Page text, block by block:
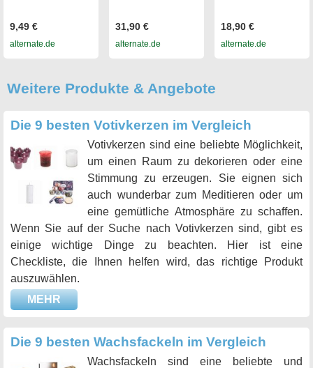
9,49 €
alternate.de
31,90 €
alternate.de
18,90 €
alternate.de
Weitere Produkte & Angebote
Die 9 besten Votivkerzen im Vergleich
Votivkerzen sind eine beliebte Möglichkeit,
um einen Raum zu dekorieren oder eine
Stimmung zu erzeugen. Sie eignen sich
auch wunderbar zum Meditieren oder um
eine gemütliche Atmosphäre zu schaffen.
Wenn Sie auf der Suche nach Votivkerzen sind, gibt es
einige wichtige Dinge zu beachten. Hier ist eine
Checkliste, die Ihnen helfen wird, das richtige Produkt
auszuwählen.
MEHR
Die 9 besten Wachsfackeln im Vergleich
Wachsfackeln sind eine beliebte und